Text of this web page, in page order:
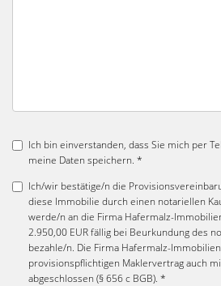
Ich bin einverstanden, dass Sie mich per
meine Daten speichern. *
Ich/wir bestätige/n die
diese Immobilie durch einen notariellen
werde/n an die Firma Hafermalz-
2.950,00 EUR fällig bei Beurkundung des
bezahle/n. Die Firma Hafermalz-
provisionspflichtigen Maklervertrag auch
abgeschlossen (§ 656 c BGB). *